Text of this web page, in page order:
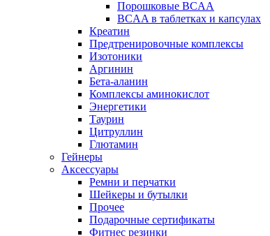
Порошковые BCAA
BCAA в таблетках и капсулах
Креатин
Предтренировочные комплексы
Изотоники
Аргинин
Бета-аланин
Комплексы аминокислот
Энергетики
Таурин
Цитруллин
Глютамин
Гейнеры
Аксессуары
Ремни и перчатки
Шейкеры и бутылки
Прочее
Подарочные сертификаты
Фитнес резинки